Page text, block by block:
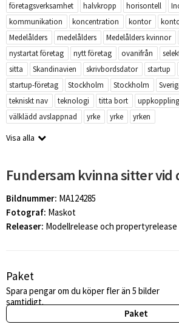
företagsverksamhet
halvkropp horisontell
kommunikation
koncentration kontor
Medelålders
medelålders Medelålders kvinnor
nystartat företag
nytt företag ovanifrån
sitta
Skandinavien skrivbordsdator startup
startup-företag
Stockholm Stockholm
tekniskt nav
teknologi titta bort uppkoppling
välklädd avslappnad
yrke yrke yrken
Visa alla
Fundersam kvinna sitter vid
Bildnummer: MA124285
Fotograf: Maskot
Releaser: Modellrelease och propertyrelease
Paket
Spara pengar om du köper fler än 5 bilder
samtidigt.
Paket